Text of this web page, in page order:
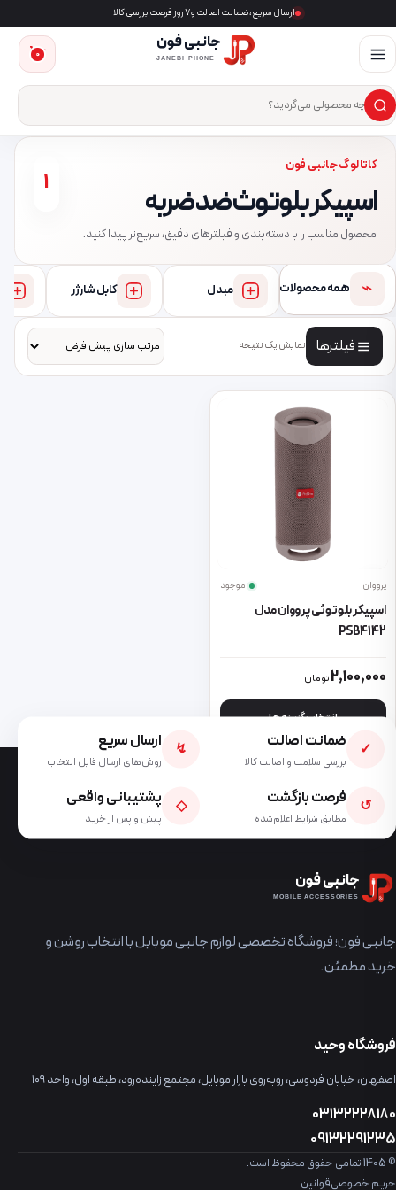
ارسال سریع، ضمانت اصالت و ۷ روز فرصت بررسی کالا
جانبی فون
JANEBI PHONE
جست‌وجوی محصول
×
0
کاتالوگ جانبی فون
اسپیکر بلوتوث ضد ضربه
محصول مناسب را با دسته‌بندی و فیلترهای دقیق، سریع‌تر پیدا کنید.
1
⌁ همه محصولات مبدل کابل شارژر
فیلترها نمایش یک نتیجه
پرووان موجود
اسپیکر بلوتوثی پرووان مدل
PSB4142
2,100,000تومان
انتخاب گزینه ها
این محصول دارای انواع مختلفی می باشد. گزینه ها ممکن است در
✓ ضمانت اصالت
بررسی سلامت و اصالت کالا
↯ ارسال سریع
روش‌های ارسال قابل انتخاب
↺ فرصت بازگشت
مطابق شرایط اعلام‌شده
◇ پشتیبانی واقعی
پیش و پس از خرید
جانبی فون
MOBILE ACCESSORIES
جانبی فون؛ فروشگاه تخصصی لوازم جانبی موبایل با انتخاب روشن و
خرید مطمئن.
فروشگاه وحید
اصفهان، خیابان فردوسی، روبه‌روی بازار موبایل، مجتمع زاینده‌رود، طبقه اول، واحد ۱۰۹
03132228180
09132291235
© 1405 تمامی حقوق محفوظ است.
حریم خصوصیقوانین